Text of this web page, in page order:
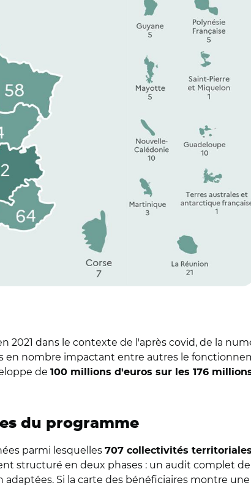
2021 dans le contexte de l'après covid, de la
nombre impactant entre autres le
de 100 millions d'euros sur les 176
du programme
parmi lesquelles 707 collectivités territoriales
structuré en deux phases : un audit complet
Si la carte des bénéficiaires montre